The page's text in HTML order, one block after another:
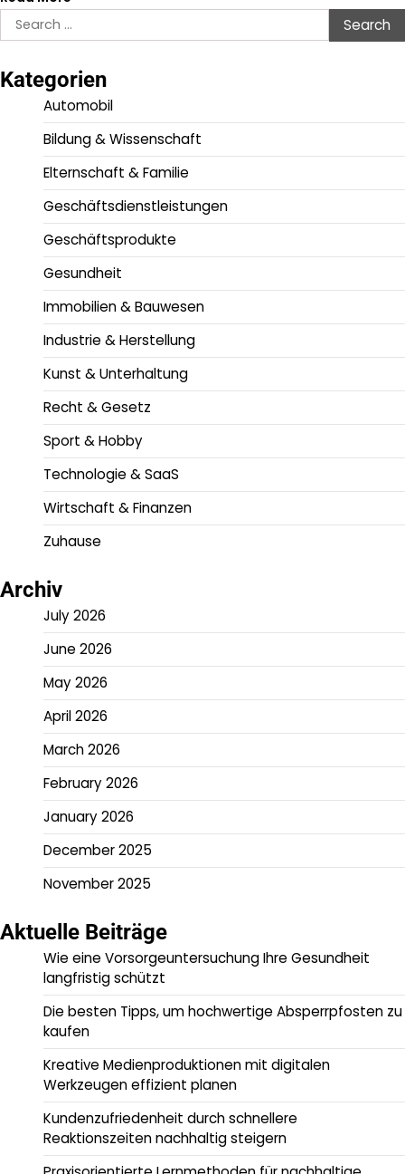
Search
for:
Kategorien
Automobil
Bildung & Wissenschaft
Elternschaft & Familie
Geschäftsdienstleistungen
Geschäftsprodukte
Gesundheit
Immobilien & Bauwesen
Industrie & Herstellung
Kunst & Unterhaltung
Recht & Gesetz
Sport & Hobby
Technologie & SaaS
Wirtschaft & Finanzen
Zuhause
Archiv
July 2026
June 2026
May 2026
April 2026
March 2026
February 2026
January 2026
December 2025
November 2025
Aktuelle Beiträge
Wie eine Vorsorgeuntersuchung Ihre Gesundheit
langfristig schützt
Die besten Tipps, um hochwertige Absperrpfosten zu
kaufen
Kreative Medienproduktionen mit digitalen
Werkzeugen effizient planen
Kundenzufriedenheit durch schnellere
Reaktionszeiten nachhaltig steigern